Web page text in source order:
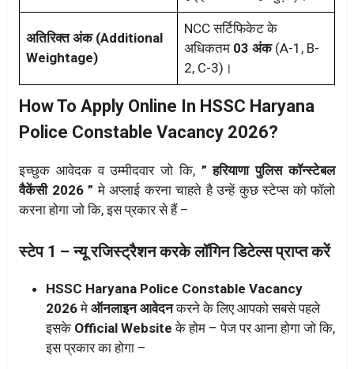
अतिरिक्त अंक (Additional
Weightage)
NCC सर्टिफिकेट के
अधिकतम 03 अंक(A-1, B-
2, C-3)।
How To Apply Online In HSSC Haryana
Police Constable Vacancy 2026?
इच्छुक आवेदक व उम्मीदवार जो कि, ” हरियाणा पुलिस कॉन्स्टेबल
वैकेंसी 2026 ”मे अप्लाई करना चाहते है उन्हें कुछ स्टेप्स को फॉलो
करना होगा जो कि, इस प्रकार से हैं –
स्टेप 1 – न्यू रजिस्ट्रैशन करके लॉगिन डिटेल्स प्राप्त करें
HSSC Haryana Police Constable Vacancy
2026मे ऑनलाइन आवेदनकरने के लिए आपको सबसे पहले
इसके Official Website के होम – पेज पर आना होगा जो कि,
इस प्रकार का होगा –